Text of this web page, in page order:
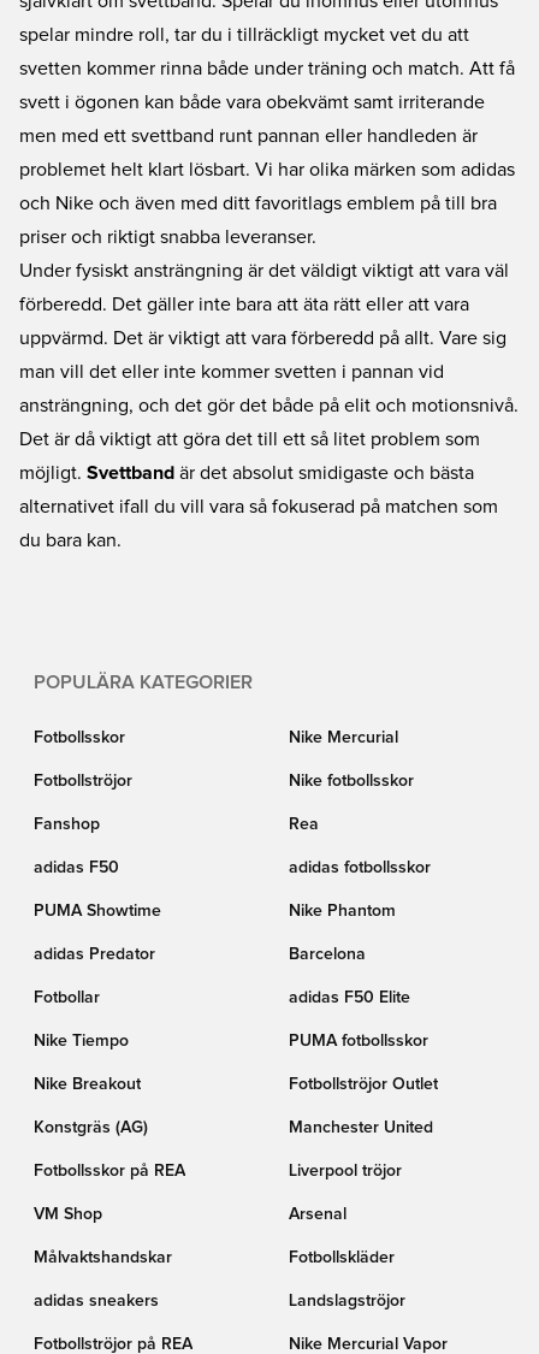
spelar mindre roll, tar du i tillräckligt mycket vet du att
svetten kommer rinna både under träning och match. Att få
svett i ögonen kan både vara obekvämt samt irriterande
men med ett svettband runt pannan eller handleden är
problemet helt klart lösbart. Vi har olika märken som adidas
och Nike och även med ditt favoritlags emblem på till bra
priser och riktigt snabba leveranser.
Under fysiskt ansträngning är det väldigt viktigt att vara väl
förberedd. Det gäller inte bara att äta rätt eller att vara
uppvärmd. Det är viktigt att vara förberedd på allt. Vare sig
man vill det eller inte kommer svetten i pannan vid
ansträngning, och det gör det både på elit och motionsnivå.
Det är då viktigt att göra det till ett så litet problem som
möjligt. Svettband är det absolut smidigaste och bästa
alternativet ifall du vill vara så fokuserad på matchen som
du bara kan.
POPULÄRA KATEGORIER
Fotbollsskor Nike Mercurial
Fotbollströjor Nike fotbollsskor
Fanshop Rea
adidas F50 adidas fotbollsskor
PUMA Showtime Nike Phantom
adidas Predator Barcelona
Fotbollar adidas F50 Elite
Nike Tiempo PUMA fotbollsskor
Nike Breakout Fotbollströjor Outlet
Konstgräs (AG) Manchester United
Fotbollsskor på REA Liverpool tröjor
VM Shop Arsenal
Målvaktshandskar Fotbollskläder
adidas sneakers Landslagströjor
Fotbollströjor på REA Nike Mercurial Vapor